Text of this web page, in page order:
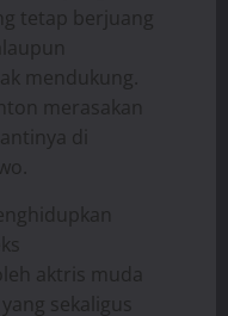
tetap berjuang
mendukung.
merasakan
di
aktris muda
sekaligus